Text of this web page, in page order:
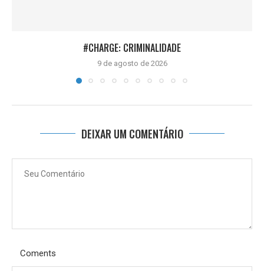
#CHARGE: CRIMINALIDADE
9 de agosto de 2026
DEIXAR UM COMENTÁRIO
Coments